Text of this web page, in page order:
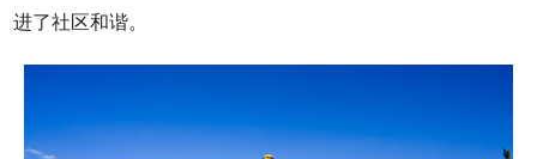
进了社区和谐。